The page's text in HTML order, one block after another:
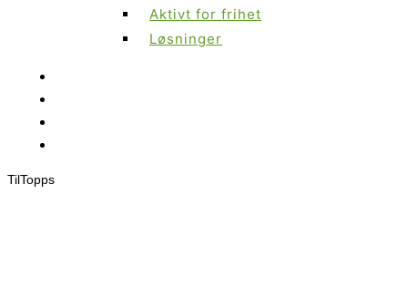
Aktivt for frihet
Løsninger
TilTopps